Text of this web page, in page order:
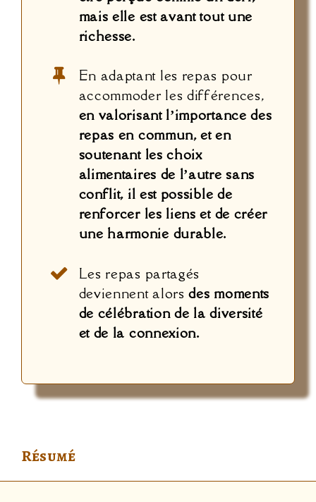
mais elle est avant tout une
richesse.
En adaptant les repas pour
accommoder les différences,
en valorisant l’importance des
repas en commun, et en
soutenant les choix
alimentaires de l’autre sans
conflit, il est possible de
renforcer les liens et de créer
une harmonie durable.
Les repas partagés
deviennent alorsdes moments
de célébration de la diversité
et de la connexion.
Résumé